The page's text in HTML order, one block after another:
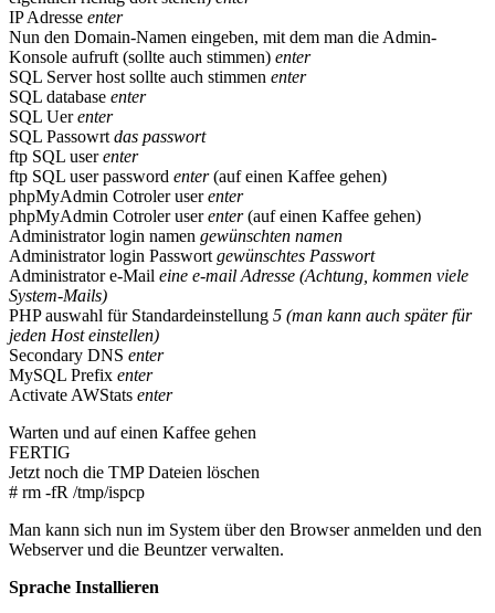
IP Adresse enter
Nun den Domain-Namen eingeben, mit dem man die Admin-
Konsole aufruft (sollte auch stimmen) enter
SQL Server host sollte auch stimmen enter
SQL database enter
SQL Uerenter
SQL Passowrt das passwort
ftp SQL userenter
ftp SQL user password enter(auf einen Kaffee gehen)
phpMyAdmin Cotroler userenter
phpMyAdmin Cotroler userenter(auf einen Kaffee gehen)
Administrator login namen gewünschten namen
Administrator login Passwort gewünschtes Passwort
Administrator e-Mail eine e-mail Adresse (Achtung, kommen viele
System-Mails)
PHP auswahl für Standardeinstellung 5 (man kann auch später für
jeden Host einstellen)
Secondary DNS enter
MySQL Prefix enter
Activate AWStats enter
Warten und auf einen Kaffee gehen
FERTIG
Jetzt noch die TMP Dateien löschen
# rm -fR /tmp/ispcp
Man kann sich nun im System über den Browser anmelden und den
Webserver und die Beuntzer verwalten.
Sprache Installieren